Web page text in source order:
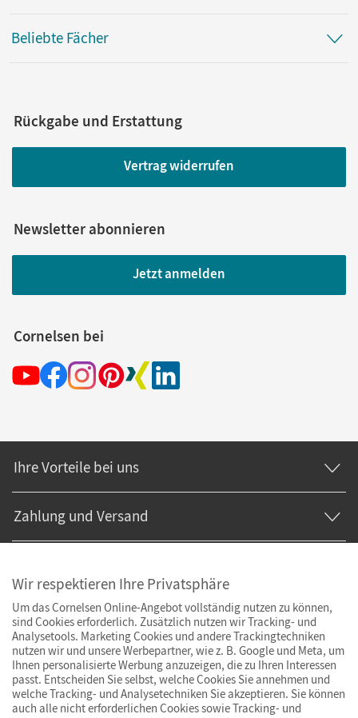
Beliebte Fächer
Rückgabe und Erstattung
Vertrag widerrufen
Newsletter abonnieren
Jetzt anmelden
Cornelsen bei
Ihre Vorteile bei uns
Zahlung und Versand
Wir respektieren Ihre Privatsphäre
Um das Cornelsen Online-Angebot vollständig nutzen zu können,
sind Cookies erforderlich. Zusätzlich nutzen wir Tracking- und
Analysetools. Marketing Cookies und andere Trackingtechniken
nutzen wir und unsere Werbepartner, wie z. B. Google und Meta, um
Ihnen personalisierte Werbung anzuzeigen, die zu Ihren Interessen
passt. Entscheiden Sie selbst, welche Cookies Sie annehmen und
welche Tracking- und Analysetechniken Sie akzeptieren. Sie können
auch alle nicht erforderlichen Cookies sowie Tracking- und